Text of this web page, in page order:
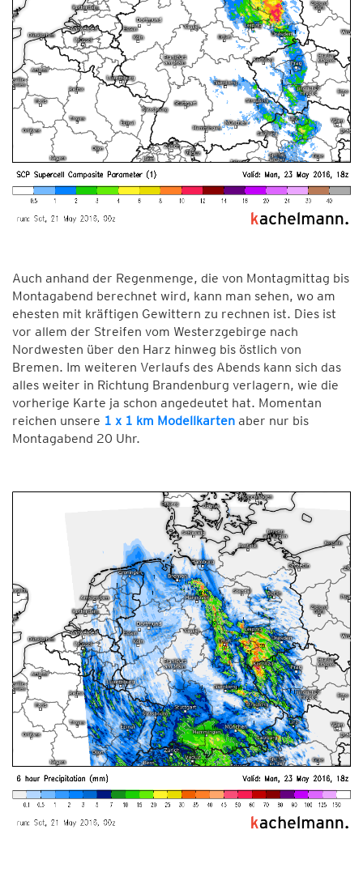
Auch anhand der Regenmenge, die von Montagmittag bis
Montagabend berechnet wird, kann man sehen, wo am
ehesten mit kräftigen Gewittern zu rechnen ist. Dies ist
vor allem der Streifen vom Westerzgebirge nach
Nordwesten über den Harz hinweg bis östlich von
Bremen. Im weiteren Verlaufs des Abends kann sich das
alles weiter in Richtung Brandenburg verlagern, wie die
vorherige Karte ja schon angedeutet hat. Momentan
reichen unsere 1 x 1 km Modellkarten aber nur bis
Montagabend 20 Uhr.